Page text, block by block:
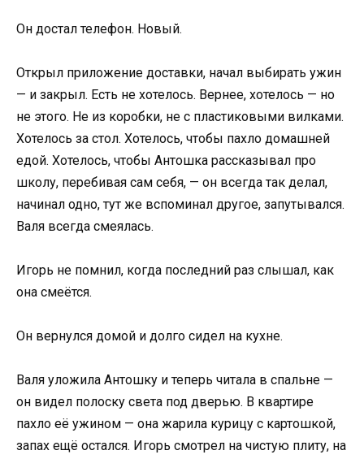
Он достал телефон. Новый.
Открыл приложение доставки, начал выбирать ужин
— и закрыл. Есть не хотелось. Вернее, хотелось — но
не этого. Не из коробки, не с пластиковыми вилками.
Хотелось за стол. Хотелось, чтобы пахло домашней
едой. Хотелось, чтобы Антошка рассказывал про
школу, перебивая сам себя, — он всегда так делал,
начинал одно, тут же вспоминал другое, запутывался.
Валя всегда смеялась.
Игорь не помнил, когда последний раз слышал, как
она смеётся.
Он вернулся домой и долго сидел на кухне.
Валя уложила Антошку и теперь читала в спальне —
он видел полоску света под дверью. В квартире
пахло её ужином — она жарила курицу с картошкой,
запах ещё остался. Игорь смотрел на чистую плиту, на